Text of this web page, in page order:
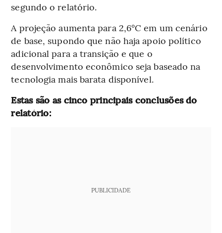
segundo o relatório.
A projeção aumenta para 2,6°C em um cenário
de base, supondo que não haja apoio político
adicional para a transição e que o
desenvolvimento econômico seja baseado na
tecnologia mais barata disponível.
Estas são as cinco principais conclusões do
relatório:
PUBLICIDADE